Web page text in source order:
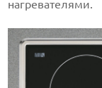
нагревателями.